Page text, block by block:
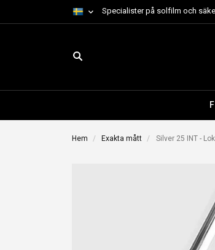
Specialister på solfilm och
Hem Exakta mått Silver 25 INT -